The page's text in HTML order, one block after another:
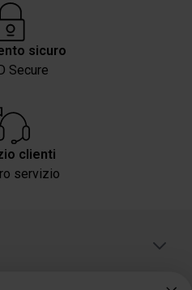
sicuro
Secure
clienti
servizio